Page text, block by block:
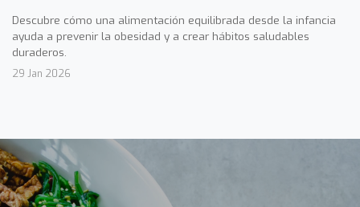
Descubre cómo una alimentación equilibrada desde la infancia
ayuda a prevenir la obesidad y a crear hábitos saludables
duraderos.
29 Jan 2026